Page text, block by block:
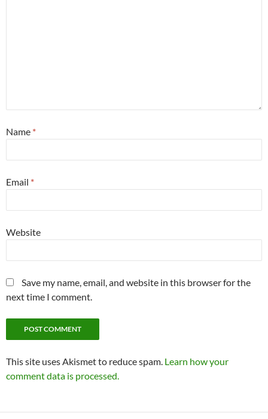
Name *
Email *
Website
Save my name, email, and website in this browser for the
next time I comment.
This site uses Akismet to reduce spam. Learn how your
comment data is processed.